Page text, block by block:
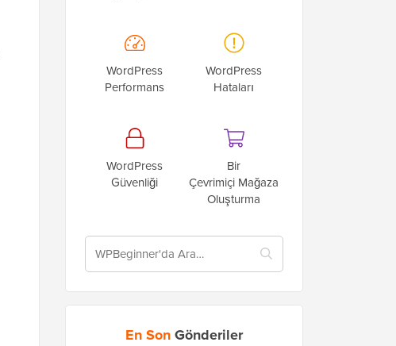
WordPress
Performans
WordPress
Hataları
WordPress
Güvenliği
Bir
Çevrimiçi Mağaza
Oluşturma
En SonGönderiler